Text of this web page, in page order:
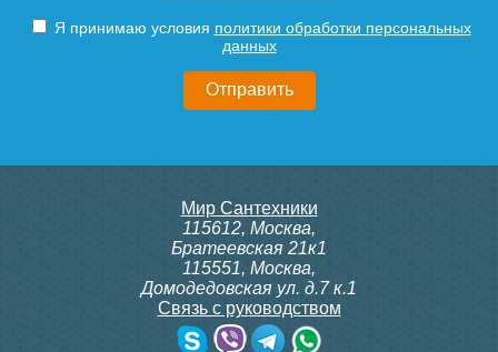
Я принимаю условия политики обработки персональных
данных
Мир Сантехники
115612, Москва,
Братеевская 21к1
115551, Москва,
Домодедовская ул. д.7 к.1
Связь с руководством